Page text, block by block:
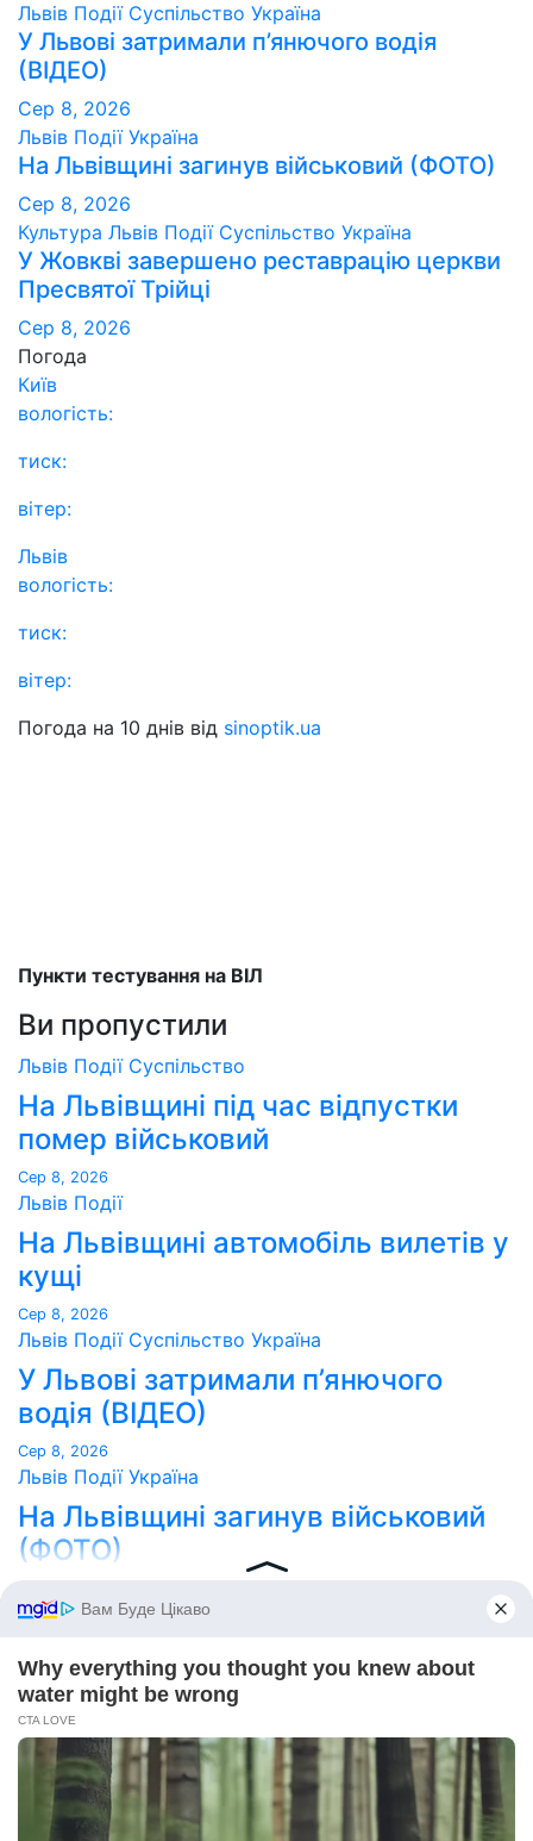
Львів Події Суспільство Україна
У Львові затримали п’янючого водія
(ВІДЕО)
Сер 8, 2026
Львів Події Україна
На Львівщині загинув військовий (ФОТО)
Сер 8, 2026
Культура Львів Події Суспільство Україна
У Жовкві завершено реставрацію церкви
Пресвятої Трійці
Сер 8, 2026
Погода
Київ
вологість:
тиск:
вітер:
Львів
вологість:
тиск:
вітер:
Погода на 10 днів від sinoptik.ua
Пункти тестування на ВІЛ
Ви пропустили
Львів Події Суспільство
На Львівщині під час відпустки
помер військовий
Сер 8, 2026
Львів Події
На Львівщині автомобіль вилетів у
кущі
Сер 8, 2026
Львів Події Суспільство Україна
У Львові затримали п’янючого
водія (ВІДЕО)
Сер 8, 2026
Львів Події Україна
На Львівщині загинув військовий
(ФОТО)
Point Lviv
Сайт працює на WordPress|Тема:Newsesза
Themeansar .
Home